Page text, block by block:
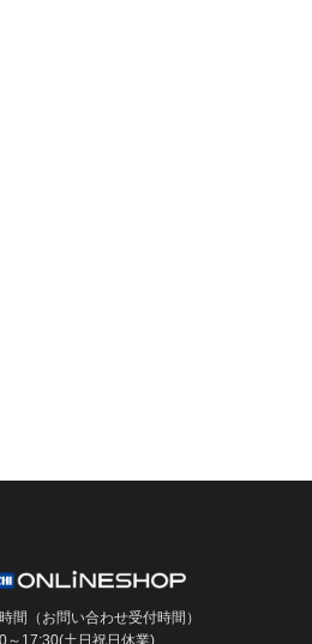
間（お問い合わせ受付時間）
～17:30(土日祝日休業)